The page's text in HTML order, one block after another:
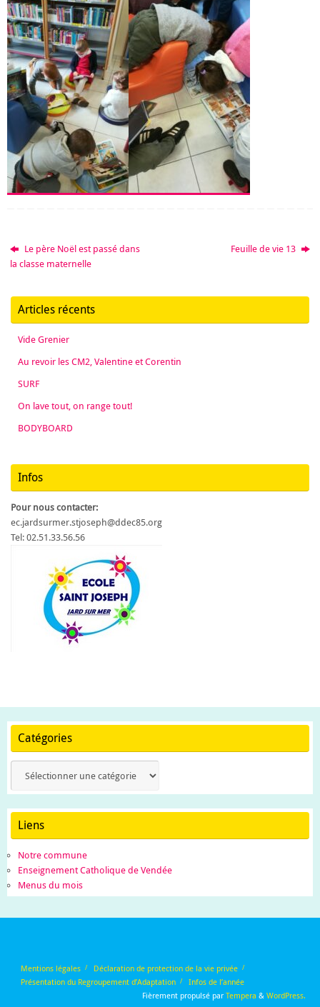
Le père Noël est passé dans
la classe maternelle
Feuille de vie 13
Articles récents
Vide Grenier
Au revoir les CM2, Valentine et Corentin
SURF
On lave tout, on range tout!
BODYBOARD
Infos
Pour nous contacter:
ec.jardsurmer.stjoseph@ddec85.org
Tel: 02.51.33.56.56
Catégories
Liens
Notre commune
Enseignement Catholique de Vendée
Menus du mois
Mentions légales
Déclaration de protection de la vie privée
Présentation du Regroupement d’Adaptation
Infos de l’année
Fièrement propulsé par Tempera & WordPress.